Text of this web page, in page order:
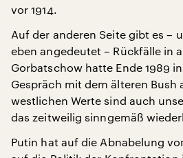
vor 1914.
Auf der anderen Seite gibt es –
eben angedeutet – Rückfälle in
Gorbatschow hatte Ende 1989
Gespräch mit dem älteren Bush
westlichen Werte sind auch
das zeitweilig sinngemäß
Putin hat auf die Abnabelung